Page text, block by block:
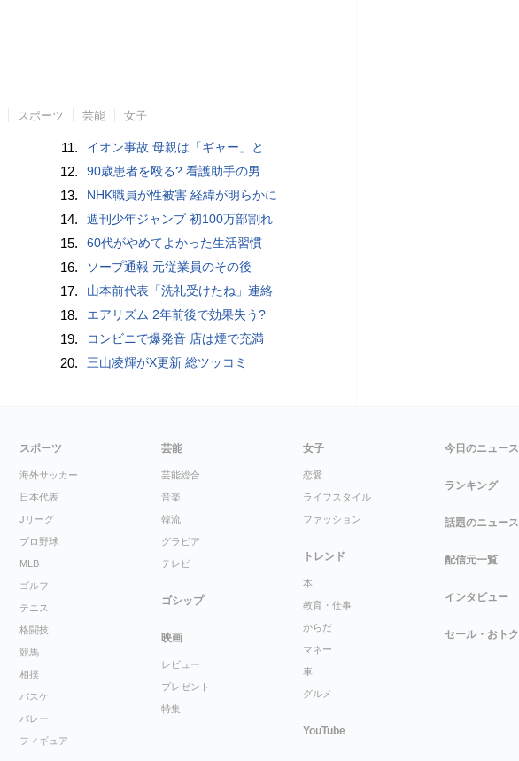
スポーツ 芸能 女子
11. イオン事故 母親は「ギャー」と
12. 90歳患者を殴る? 看護助手の男
13. NHK職員が性被害 経緯が明らかに
14. 週刊少年ジャンプ 初100万部割れ
15. 60代がやめてよかった生活習慣
16. ソープ通報 元従業員のその後
17. 山本前代表「洗礼受けたね」連絡
18. エアリズム 2年前後で効果失う?
19. コンビニで爆発音 店は煙で充満
20. 三山凌輝がX更新 総ツッコミ
スポーツ
海外サッカー
日本代表
Jリーグ
プロ野球
MLB
ゴルフ
テニス
格闘技
競馬
相撲
バスケ
バレー
フィギュア
芸能
芸能総合
音楽
韓流
グラビア
テレビ
ゴシップ
映画
レビュー
プレゼント
特集
女子
恋愛
ライフスタイル
ファッション
トレンド
本
教育・仕事
からだ
マネー
車
グルメ
YouTube
今日のニュース
ランキング
話題のニュース
配信元一覧
インタビュー
セール・おトク